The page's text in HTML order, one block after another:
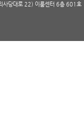
사당대로 22) 이룸센터 6층 601호